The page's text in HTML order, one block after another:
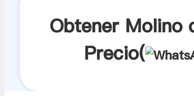
Obtener Molino
Precio(